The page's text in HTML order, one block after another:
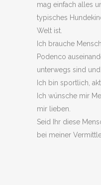
mag einfach alles
typisches
Welt ist.
Ich brauche
Podenco
unterwegs sind
Ich bin sportlich,
Ich wünsche mir
mir lieben.
Seid Ihr diese
bei meiner